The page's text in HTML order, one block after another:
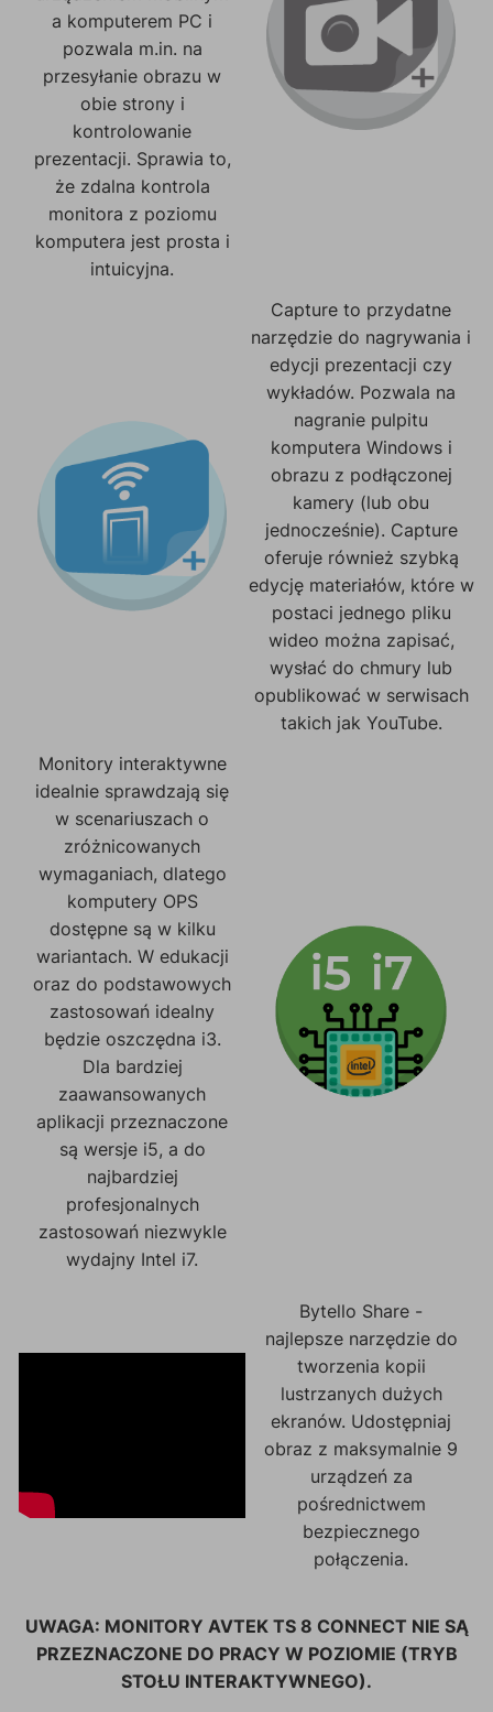
a komputerem PC i
pozwala m.in. na
przesyłanie obrazu w
obie strony i
kontrolowanie
prezentacji. Sprawia to,
że zdalna kontrola
monitora z poziomu
komputera jest prosta i
intuicyjna.
Capture to przydatne
narzędzie do nagrywania i
edycji prezentacji czy
wykładów. Pozwala na
nagranie pulpitu
komputera Windows i
obrazu z podłączonej
kamery (lub obu
jednocześnie). Capture
oferuje również szybką
edycję materiałów, które w
postaci jednego pliku
wideo można zapisać,
wysłać do chmury lub
opublikować w serwisach
takich jak YouTube.
Monitory interaktywne
idealnie sprawdzają się
w scenariuszach o
zróżnicowanych
wymaganiach, dlatego
komputery OPS
dostępne są w kilku
wariantach. W edukacji
oraz do podstawowych
zastosowań idealny
będzie oszczędna i3.
Dla bardziej
zaawansowanych
aplikacji przeznaczone
są wersje i5, a do
najbardziej
profesjonalnych
zastosowań niezwykle
wydajny Intel i7.
Bytello Share -
najlepsze narzędzie do
tworzenia kopii
lustrzanych dużych
ekranów. Udostępniaj
obraz z maksymalnie 9
urządzeń za
pośrednictwem
bezpiecznego
połączenia.
UWAGA: MONITORY AVTEK TS 8 CONNECT NIE SĄ
PRZEZNACZONE DO PRACY W POZIOMIE (TRYB
STOŁU INTERAKTYWNEGO).